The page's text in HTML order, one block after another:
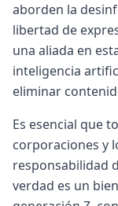
aborden la
libertad de
una aliada en
inteligencia
eliminar
Es esencial que
corporaciones y
responsabilidad
verdad es un